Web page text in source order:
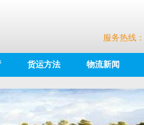
服务热线：
货运方法 物流新闻